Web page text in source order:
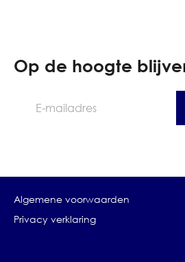
Op de hoogte
mailadres
Algemene voorwaarden
Privacy verklaring